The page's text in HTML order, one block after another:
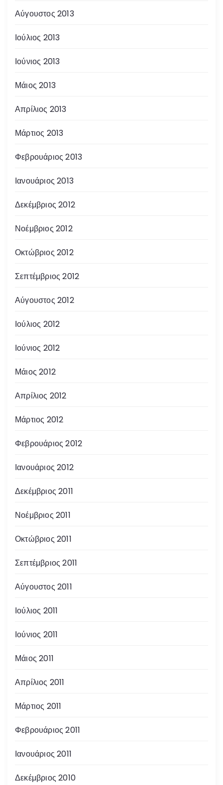
Αύγουστος 2013
Ιούλιος 2013
Ιούνιος 2013
Μάιος 2013
Απρίλιος 2013
Μάρτιος 2013
Φεβρουάριος 2013
Ιανουάριος 2013
Δεκέμβριος 2012
Νοέμβριος 2012
Οκτώβριος 2012
Σεπτέμβριος 2012
Αύγουστος 2012
Ιούλιος 2012
Ιούνιος 2012
Μάιος 2012
Απρίλιος 2012
Μάρτιος 2012
Φεβρουάριος 2012
Ιανουάριος 2012
Δεκέμβριος 2011
Νοέμβριος 2011
Οκτώβριος 2011
Σεπτέμβριος 2011
Αύγουστος 2011
Ιούλιος 2011
Ιούνιος 2011
Μάιος 2011
Απρίλιος 2011
Μάρτιος 2011
Φεβρουάριος 2011
Ιανουάριος 2011
Δεκέμβριος 2010